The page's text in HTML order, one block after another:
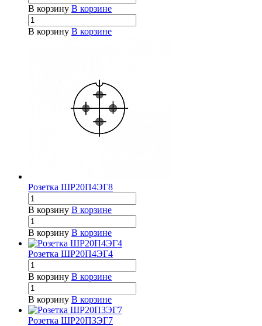
В корзину В корзине
В корзину В корзине
Розетка ШР20П4ЭГ8
В корзину В корзине
В корзину В корзине
Розетка ШР20П4ЭГ4
В корзину В корзине
В корзину В корзине
Розетка ШР20П3ЭГ7